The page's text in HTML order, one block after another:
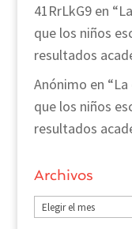
41RrLkG9en
que los niños
resultados
Anónimo en
que los niños
resultados
Archivos
Archivos